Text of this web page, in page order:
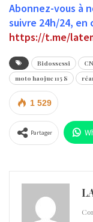
Abonnez-vous à
suivre 24h/24, en
https://t.me/
Bidossessi
moto haojue 115 S
1 529
Partager